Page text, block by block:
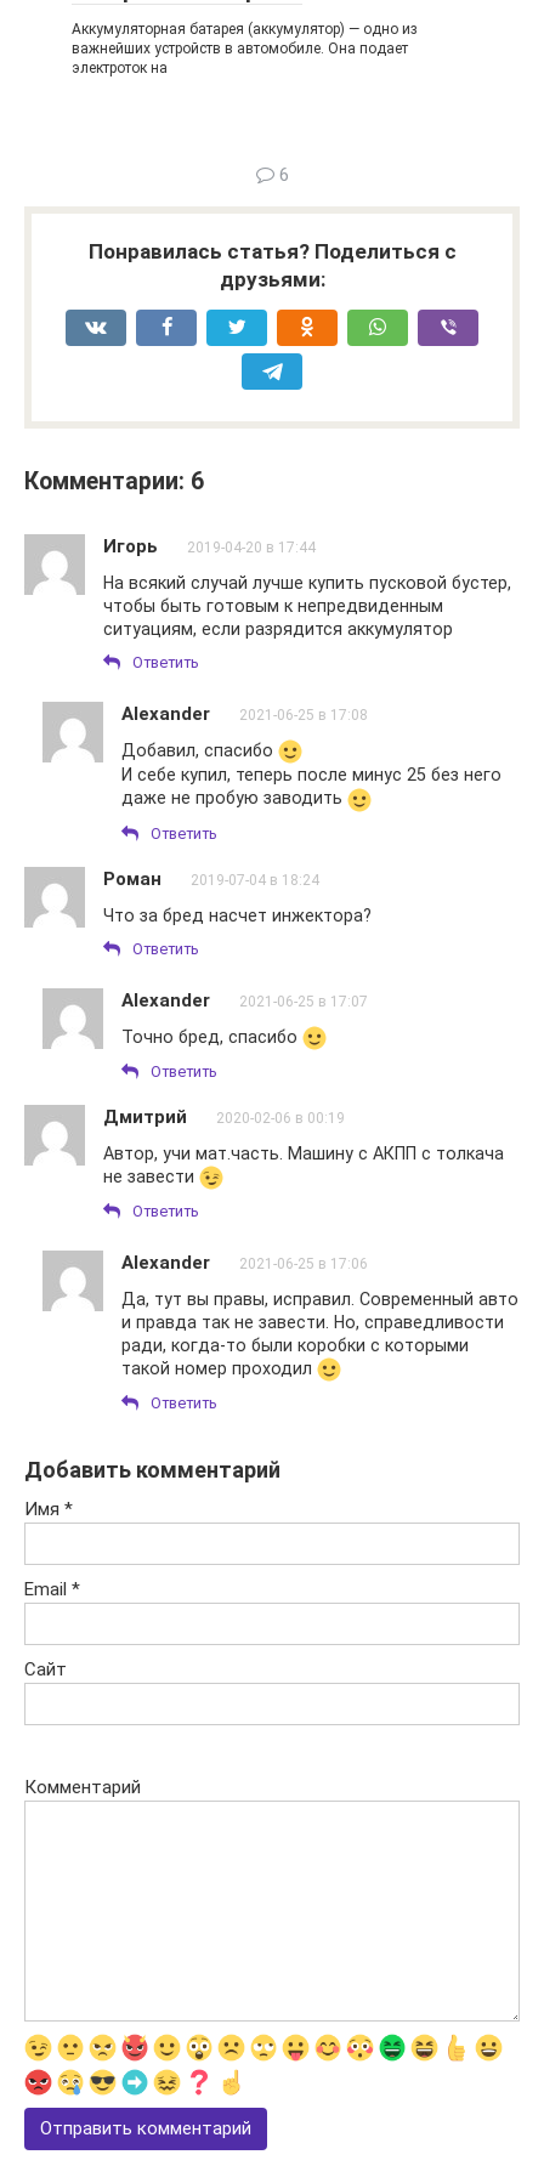
Аккумуляторная батарея (аккумулятор) — одно из
важнейших устройств в автомобиле. Она подает
электроток на
6
Понравилась статья? Поделиться с
друзьями:
Комментарии: 6
Игорь 2019-04-20 в 17:44
На всякий случай лучше купить пусковой бустер,
чтобы быть готовым к непредвиденным
ситуациям, если разрядится аккумулятор
Ответить
Alexander 2021-06-25 в 17:08
Добавил, спасибо
И себе купил, теперь после минус 25 без него
даже не пробую заводить
Ответить
Роман 2019-07-04 в 18:24
Что за бред насчет инжектора?
Ответить
Alexander 2021-06-25 в 17:07
Точно бред, спасибо
Ответить
Дмитрий 2020-02-06 в 00:19
Автор, учи мат.часть. Машину с АКПП с толкача
не завести
Ответить
Alexander 2021-06-25 в 17:06
Да, тут вы правы, исправил. Современный авто
и правда так не завести. Но, справедливости
ради, когда-то были коробки с которыми
такой номер проходил
Ответить
Добавить комментарий
Имя *
Email *
Сайт
Комментарий